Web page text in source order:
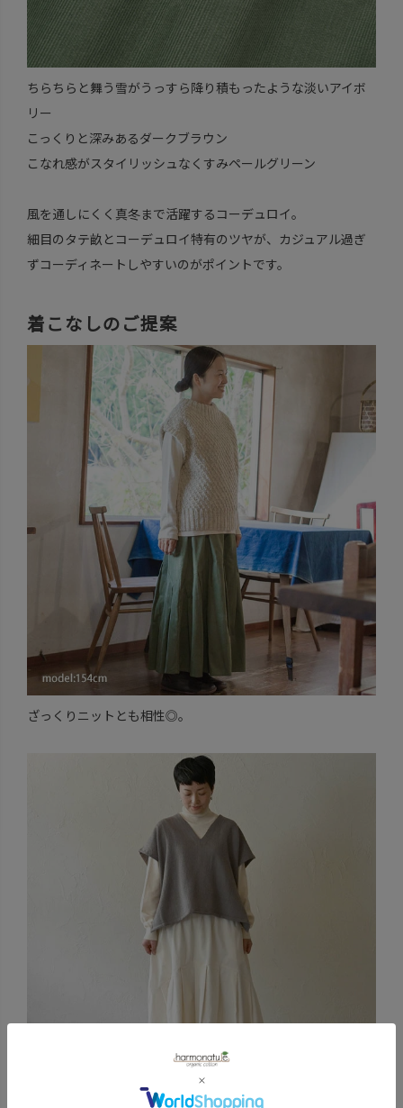
ちらちらと舞う雪がうっすら降り積もったような淡いアイボ
リー
こっくりと深みあるダークブラウン
こなれ感がスタイリッシュなくすみペールグリーン
風を通しにくく真冬まで活躍するコーデュロイ。
細目のタテ畝とコーデュロイ特有のツヤが、カジュアル過ぎ
ずコーディネートしやすいのがポイントです。
着こなしのご提案
ざっくりニットとも相性◎。